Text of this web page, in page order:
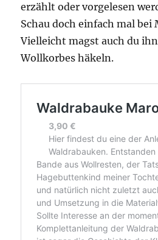
erzählt oder vorgelesen
Schau doch einfach mal bei
Vielleicht magst auch du
Wollkorbes häkeln.